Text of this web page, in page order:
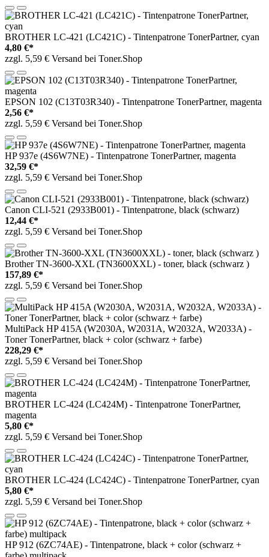
BROTHER LC-421 (LC421C) - Tintenpatrone TonerPartner, cyan
4,80 €*
zzgl. 5,59 € Versand bei Toner.Shop
EPSON 102 (C13T03R340) - Tintenpatrone TonerPartner, magenta
2,56 €*
zzgl. 5,59 € Versand bei Toner.Shop
HP 937e (4S6W7NE) - Tintenpatrone TonerPartner, magenta
32,59 €*
zzgl. 5,59 € Versand bei Toner.Shop
Canon CLI-521 (2933B001) - Tintenpatrone, black (schwarz)
12,44 €*
zzgl. 5,59 € Versand bei Toner.Shop
Brother TN-3600-XXL (TN3600XXL) - toner, black (schwarz )
157,89 €*
zzgl. 5,59 € Versand bei Toner.Shop
MultiPack HP 415A (W2030A, W2031A, W2032A, W2033A) -
Toner TonerPartner, black + color (schwarz + farbe)
228,29 €*
zzgl. 5,59 € Versand bei Toner.Shop
BROTHER LC-424 (LC424M) - Tintenpatrone TonerPartner,
magenta
5,80 €*
zzgl. 5,59 € Versand bei Toner.Shop
BROTHER LC-424 (LC424C) - Tintenpatrone TonerPartner, cyan
5,80 €*
zzgl. 5,59 € Versand bei Toner.Shop
HP 912 (6ZC74AE) - Tintenpatrone, black + color (schwarz +